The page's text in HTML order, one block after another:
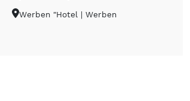
Werben "Hotel | Werben